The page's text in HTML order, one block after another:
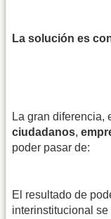
La solución es
La gran diferencia,
ciudadanos,
poder pasar de:
El resultado de
interinstitucional